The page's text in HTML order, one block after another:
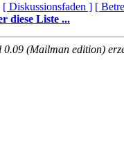
[ Diskussionsfaden ] [
diese Liste ...
(Mailman edition)